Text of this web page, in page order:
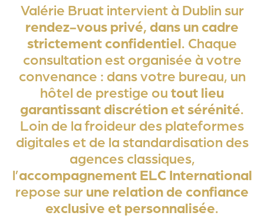
Valérie Bruat intervient à Dublin sur
rendez-vous privé, dans un cadre
strictement confidentiel. Chaque
consultation est organisée à votre
convenance : dans votre bureau, un
hôtel de prestige ou tout lieu
garantissant discrétion et sérénité.
Loin de la froideur des plateformes
digitales et de la standardisation des
agences classiques,
l’accompagnement ELC International
repose sur une relation de confiance
exclusive et personnalisée.